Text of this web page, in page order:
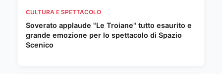
CULTURA E SPETTACOLO
Soverato applaude "Le Troiane" tutto esaurito e
grande emozione per lo spettacolo di Spazio
Scenico